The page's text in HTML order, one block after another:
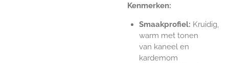
Kenmerken:
Smaakprofiel: Kruidig,
warm met tonen
van kaneel en
kardemom